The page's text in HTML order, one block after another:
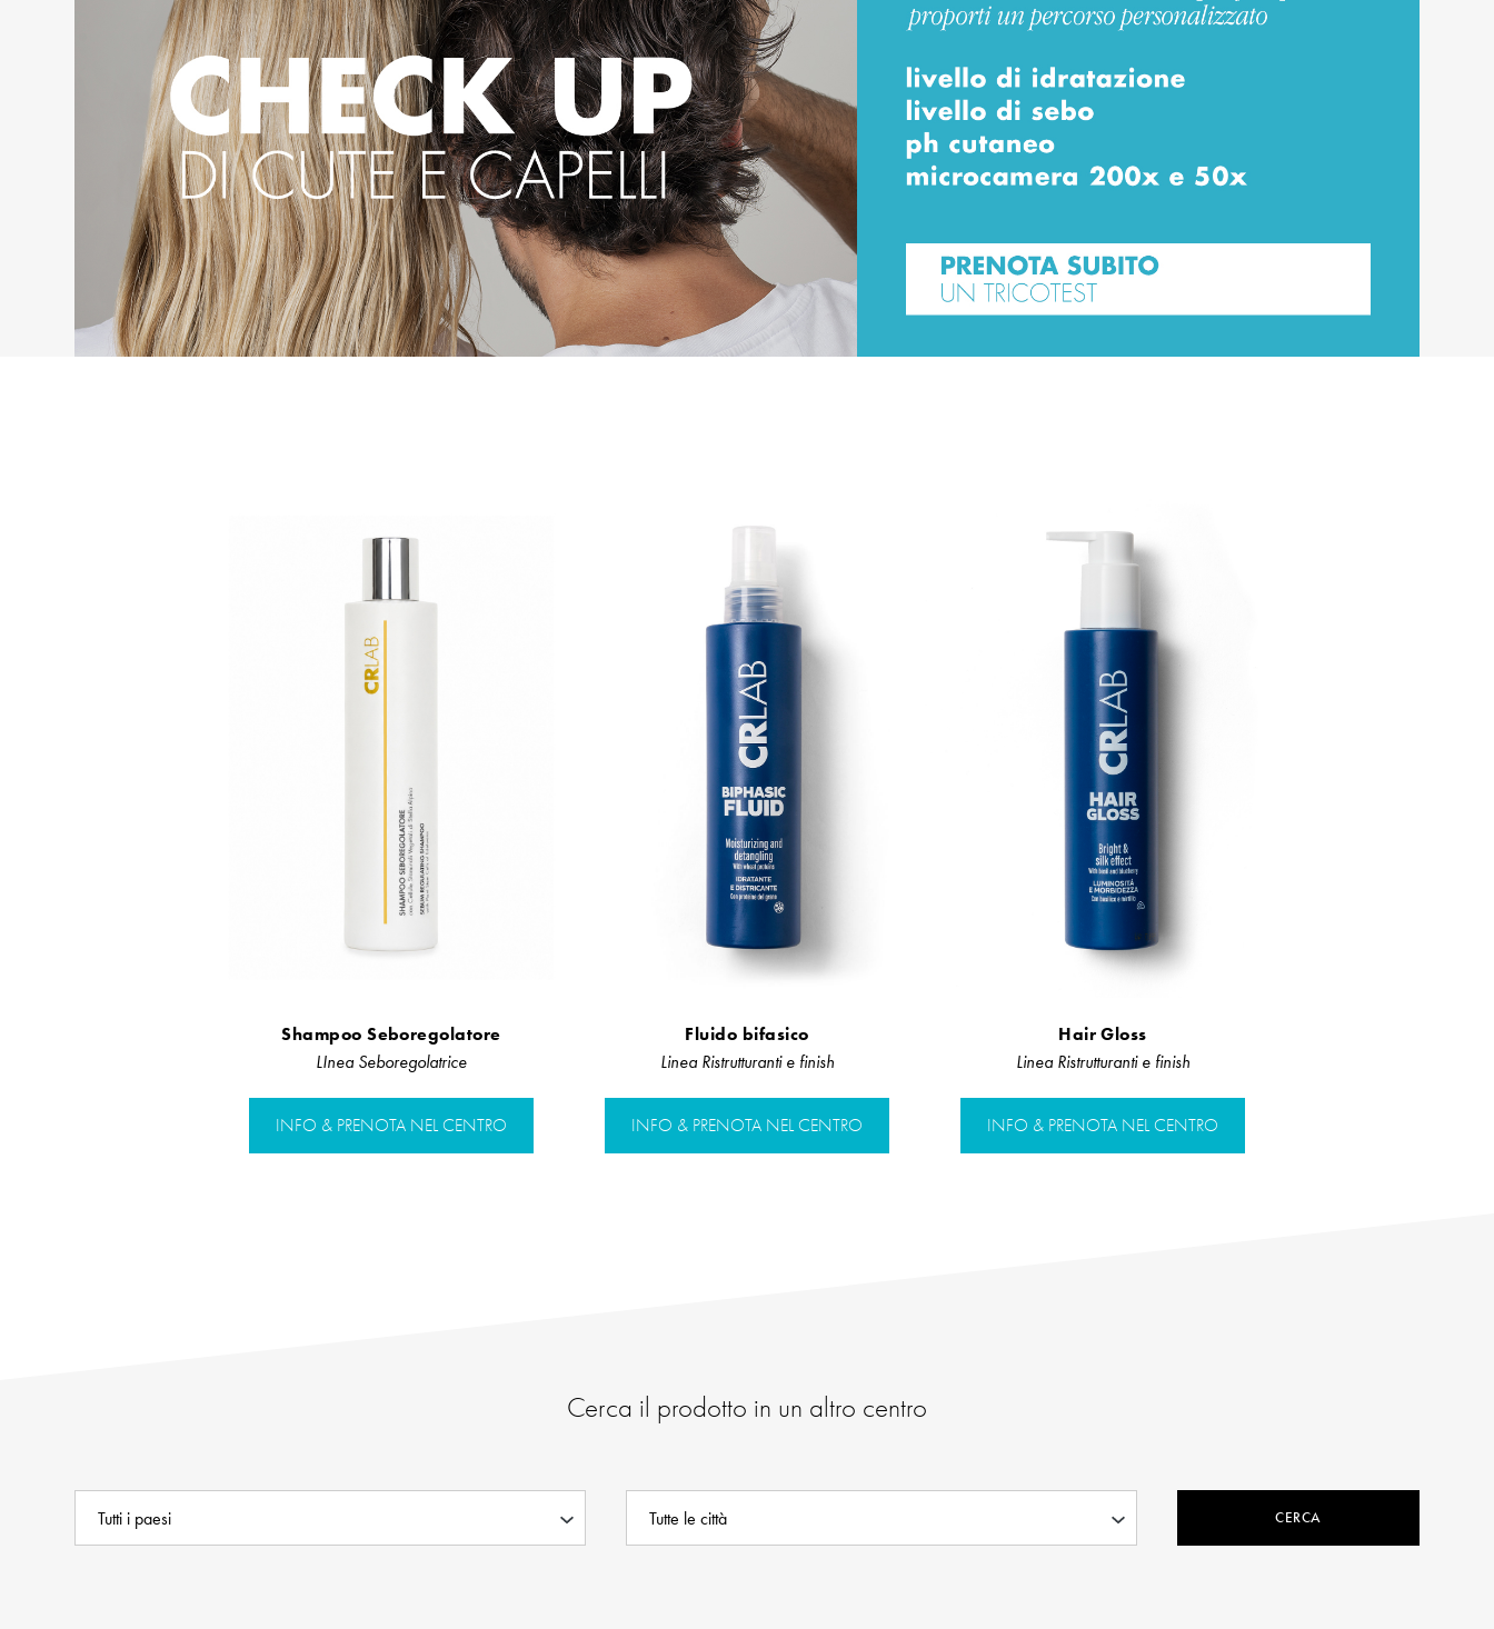
Shampoo Seboregolatore
LInea Seboregolatrice
INFO & PRENOTA NEL CENTRO
Fluido bifasico
Linea Ristrutturanti e finish
INFO & PRENOTA NEL CENTRO
Hair Gloss
Linea Ristrutturanti e finish
INFO & PRENOTA NEL CENTRO
Cerca il prodotto in un altro centro
CERCA